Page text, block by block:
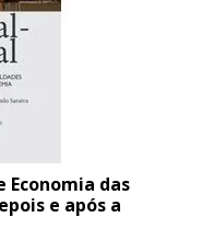
das
e após a